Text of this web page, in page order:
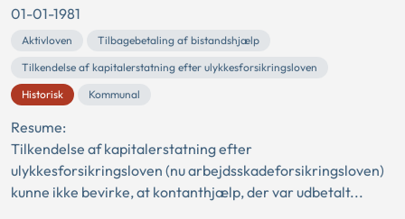
01-01-1981
Aktivloven
Tilbagebetaling af bistandshjælp
Tilkendelse af kapitalerstatning efter ulykkesforsikringsloven
Historisk
Kommunal
Resume:
Tilkendelse af kapitalerstatning efter
ulykkesforsikringsloven (nu arbejdsskadeforsikringsloven)
kunne ikke bevirke, at kontanthjælp, der var udbetalt...